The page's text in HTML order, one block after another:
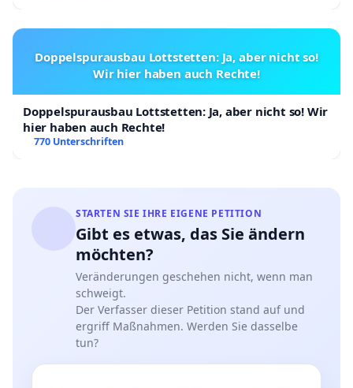
Doppelspurausbau Lottstetten: Ja, aber nicht so!
Wir hier haben auch Rechte!
Doppelspurausbau Lottstetten: Ja, aber nicht so! Wir
hier haben auch Rechte!
770 Unterschriften
STARTEN SIE IHRE EIGENE PETITION
Gibt es etwas, das Sie ändern
möchten?
Veränderungen geschehen nicht, wenn man
schweigt.
Der Verfasser dieser Petition stand auf und
ergriff Maßnahmen. Werden Sie dasselbe
tun?